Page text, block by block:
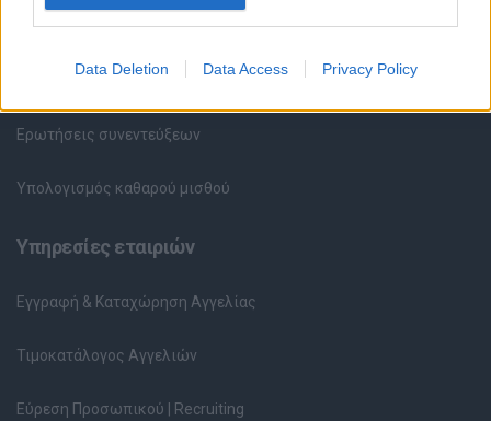
Data Deletion Data Access Privacy Policy
HR corner
Περιγραφές Θέσεων Εργασίας
Ερωτήσεις συνεντεύξεων
Υπολογισμός καθαρού μισθού
Υπηρεσίες εταιριών
Εγγραφή & Καταχώρηση Αγγελίας
Τιμοκατάλογος Αγγελιών
Εύρεση Προσωπικού | Recruiting